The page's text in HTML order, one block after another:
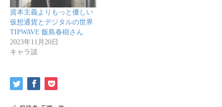
資本主義よりもっと優しい
仮想通貨とデジタルの世界
TIPWAVE 飯島春樹さん
2023年11月20日
キャラ談